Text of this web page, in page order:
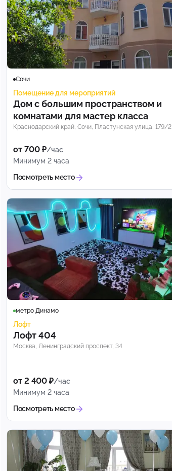
Сочи
Помещение для мероприятий
Дом с большим пространством и
комнатами для мастер класса
Краснодарский край, Сочи, Пластунская улица, 179/2
от 700 ₽/час
Минимум 2 часа
Посмотреть место
метро Динамо
Лофт
Лофт 404
Москва, Ленинградский проспект, 34
от 2 400 ₽/час
Минимум 2 часа
Посмотреть место